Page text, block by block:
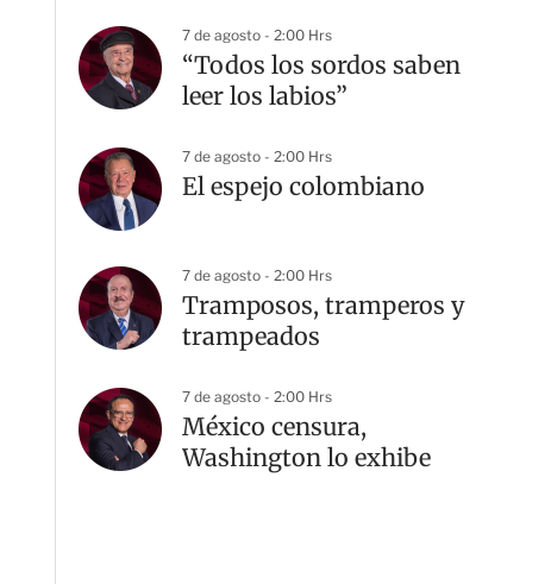
7 de agosto - 2:00 Hrs
“Todos los sordos saben
leer los labios”
7 de agosto - 2:00 Hrs
El espejo colombiano
7 de agosto - 2:00 Hrs
Tramposos, tramperos y
trampeados
7 de agosto - 2:00 Hrs
México censura,
Washington lo exhibe